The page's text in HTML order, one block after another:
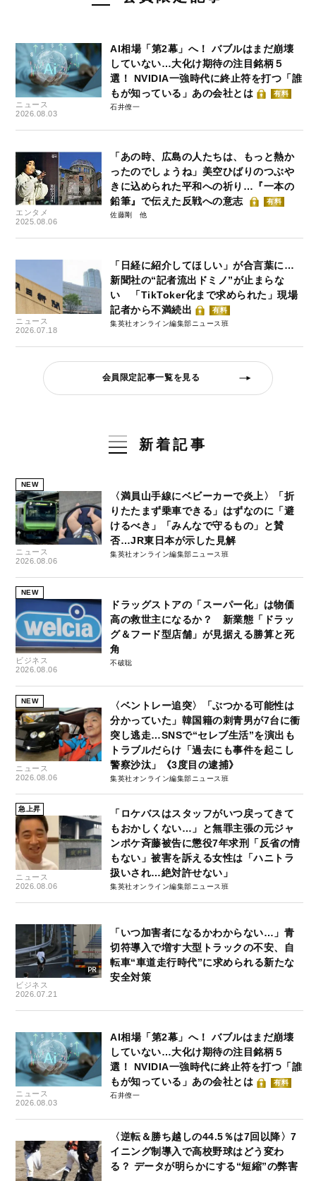
ニュース
2026.08.03
AI相場「第2幕」へ！ バブルはまだ崩壊
していない…大化け期待の注目銘柄５
選！ NVIDIA一強時代に終止符を打つ「誰
もが知っている」あの会社とは
有料
石井僚一
エンタメ
2025.08.06
「あの時、広島の人たちは、もっと熱か
ったのでしょうね」美空ひばりのつぶや
きに込められた平和への祈り…『一本の
鉛筆』で伝えた反戦への意志
有料
佐藤剛
ニュース
2026.07.18
「日経に紹介してほしい」が合言葉に…
新聞社の“記者流出ドミノ”が止まらな
い 「TikToker化まで求められた」現場
記者から不満続出
有料
集英社オンライン編集部ニュース班
会員限定記事一覧を見る
新着記事
NEW
ニュース
2026.08.06
〈満員山手線にベビーカーで炎上〉「折
りたたまず乗車できる」はずなのに「避
けるべき」「みんなで守るもの」と賛
否…JR東日本が示した見解
集英社オンライン編集部ニュース班
NEW
ビジネス
2026.08.06
ドラッグストアの「スーパー化」は物価
高の救世主になるか？ 新業態「ドラッ
グ＆フード型店舗」が見据える勝算と死
角
不破聡
NEW
ニュース
2026.08.06
〈ベントレー追突〉「ぶつかる可能性は
分かっていた」韓国籍の刺青男が7台に衝
突し逃走…SNSで“セレブ生活”を演出も
トラブルだらけ「過去にも事件を起こし
警察沙汰」《3度目の逮捕》
集英社オンライン編集部ニュース班
急上昇
ニュース
2026.08.06
「ロケバスはスタッフがいつ戻ってきて
もおかしくない…」と無罪主張の元ジャ
ンポケ斉藤被告に懲役7年求刑「反省の情
もない」被害を訴える女性は「ハニトラ
扱いされ…絶対許せない」
集英社オンライン編集部ニュース班
ビジネス
2026.07.21
「いつ加害者になるかわからない…」青
切符導入で増す大型トラックの不安、自
転車“車道走行時代”に求められる新たな
安全対策
ニュース
2026.08.03
AI相場「第2幕」へ！ バブルはまだ崩壊
していない…大化け期待の注目銘柄５
選！ NVIDIA一強時代に終止符を打つ「誰
もが知っている」あの会社とは
有料
石井僚一
〈逆転＆勝ち越しの44.5％は7回以降〉7
イニング制導入で高校野球はどう変わ
る？ データが明らかにする“短縮”の弊害